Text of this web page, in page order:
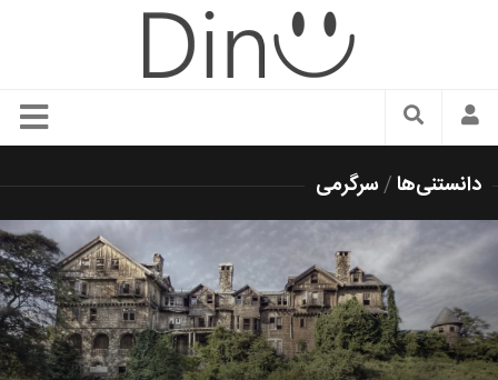
سبک زندگی
زیبایی و آرایش
شیک پوشی
دکوراسیون و چیدمان
غذا
دانستنی‌ها/سرگرمی